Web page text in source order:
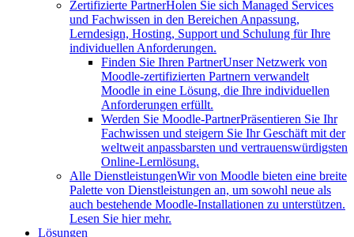
Zertifizierte PartnerHolen Sie sich Managed Services
und Fachwissen in den Bereichen Anpassung,
Lerndesign, Hosting, Support und Schulung für Ihre
individuellen Anforderungen.
Finden Sie Ihren PartnerUnser Netzwerk von
Moodle-zertifizierten Partnern verwandelt
Moodle in eine Lösung, die Ihre individuellen
Anforderungen erfüllt.
Werden Sie Moodle-PartnerPräsentieren Sie Ihr
Fachwissen und steigern Sie Ihr Geschäft mit der
weltweit anpassbarsten und vertrauenswürdigsten
Online-Lernlösung.
Alle DienstleistungenWir von Moodle bieten eine breite
Palette von Dienstleistungen an, um sowohl neue als
auch bestehende Moodle-Installationen zu unterstützen.
Lesen Sie hier mehr.
Lösungen